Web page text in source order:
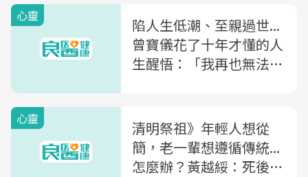
心靈
陷人生低潮、至親過世...
曾寶儀花了十年才懂的人
生醒悟：「我再也無法對
心靈
清明祭祖》年輕人想從
簡，老一輩想遵循傳統...
怎麼辦？黃越綏：死後安